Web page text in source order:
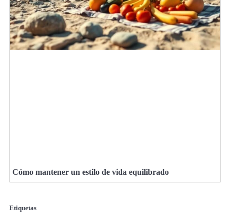
Cómo mantener un estilo de vida equilibrado
Etiquetas